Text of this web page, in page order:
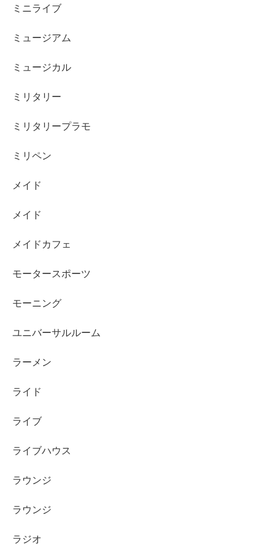
ミニライブ
ミュージアム
ミュージカル
ミリタリー
ミリタリープラモ
ミリペン
メイド
メイド
メイドカフェ
モータースポーツ
モーニング
ユニバーサルルーム
ラーメン
ライド
ライブ
ライブハウス
ラウンジ
ラウンジ
ラジオ